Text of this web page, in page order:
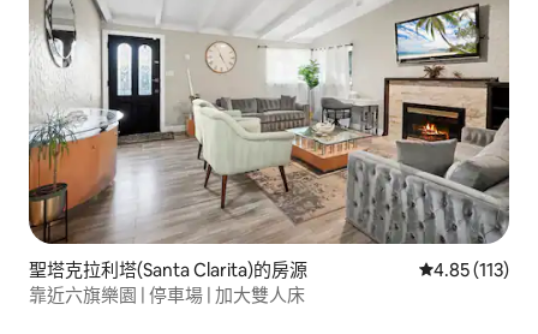
聖塔克拉利塔(Santa Clarita)的房源 從 113 則評價
4.85 (113)
靠近六旗樂園 | 停車場 | 加大雙人床